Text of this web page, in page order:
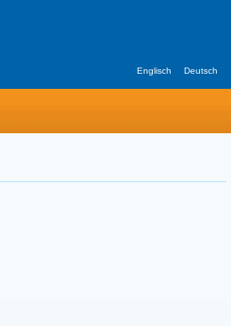
Englisch Deutsch